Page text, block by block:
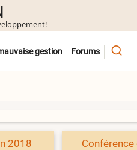
gestion Forums
2018